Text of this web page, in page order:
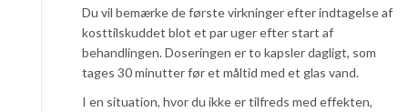
Du vil bemærke de første virkninger efter indtagelse af
kosttilskuddet blot et par uger efter start af
behandlingen. Doseringen er to kapsler dagligt, som
tages 30 minutter før et måltid med et glas vand.
I en situation, hvor du ikke er tilfreds med effekten,